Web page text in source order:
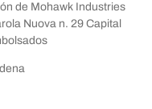
de Mohawk Industries
Nuova n. 29 Capital